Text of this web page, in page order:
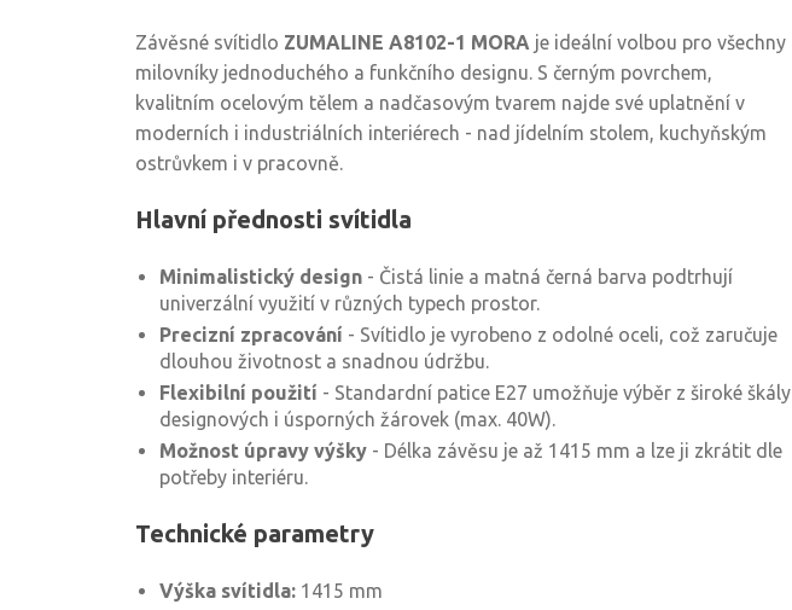
Závěsné svítidlo ZUMALINE A8102-1 MORA je ideální volbou pro všechny
milovníky jednoduchého a funkčního designu. S černým povrchem,
kvalitním ocelovým tělem a nadčasovým tvarem najde své uplatnění v
moderních i industriálních interiérech - nad jídelním stolem, kuchyňským
ostrůvkem i v pracovně.
Hlavní přednosti svítidla
Minimalistický design - Čistá linie a matná černá barva podtrhují
univerzální využití v různých typech prostor.
Precizní zpracování - Svítidlo je vyrobeno z odolné oceli, což zaručuje
dlouhou životnost a snadnou údržbu.
Flexibilní použití - Standardní patice E27 umožňuje výběr z široké škály
designových i úsporných žárovek (max. 40W).
Možnost úpravy výšky - Délka závěsu je až 1415 mm a lze ji zkrátit dle
potřeby interiéru.
Technické parametry
Výška svítidla: 1415 mm